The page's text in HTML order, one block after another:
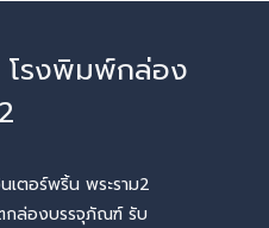
โรงพิมพ์กล่อง
ตอร์พริ้น พระราม2
กล่องบรรจุภัณฑ์ รับ